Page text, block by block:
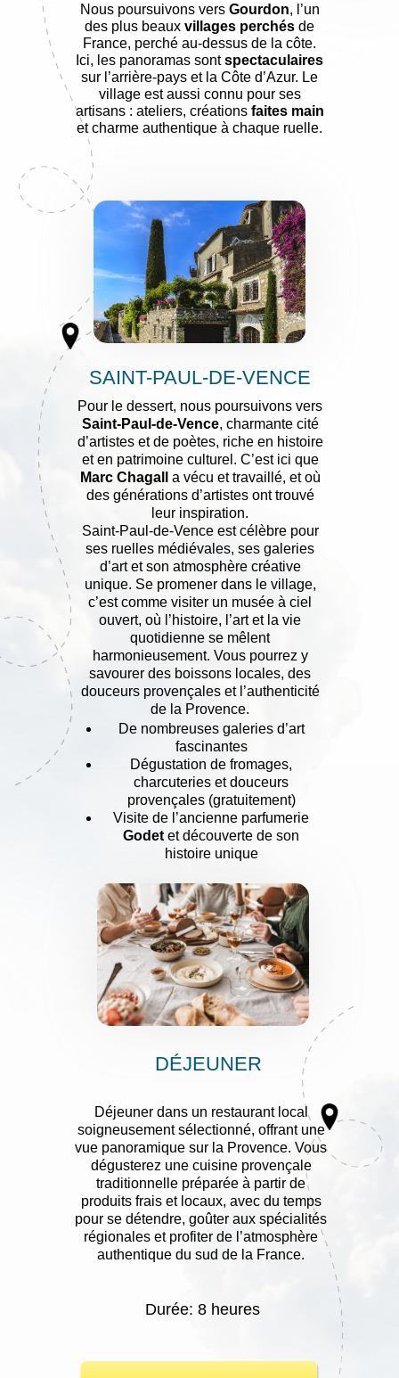
Nous poursuivons vers Gourdon, l’un
des plus beaux villages perchés de
France, perché au-dessus de la côte.
Ici, les panoramas sontspectaculaires
sur l’arrière-pays et la Côte d’Azur. Le
village est aussi connu pour ses
artisans : ateliers, créations faites main
et charme authentique à chaque ruelle.
SAINT-PAUL-DE-VENCE
Pour le dessert, nous poursuivons vers
Saint-Paul-de-Vence, charmante cité
d’artistes et de poètes, riche en histoire
et en patrimoine culturel. C’est ici que
Marc Chagall
a vécu et travaillé, et où
des générations d’artistes ont trouvé
leur inspiration.
Saint-Paul-de-Vence est célèbre pour
ses ruelles médiévales, ses galeries
d’art et son atmosphère créative
unique. Se promener dans le village,
c’est comme visiter un musée à ciel
ouvert, où l’histoire, l’art et la vie
quotidienne se mêlent
harmonieusement. Vous pourrez y
savourer des boissons locales, des
douceurs provençales et l’authenticité
de la Provence.
DÉJEUNER
Déjeuner dans un restaurant local
soigneusement sélectionné, offrant une
vue panoramique sur la Provence. Vous
dégusterez une cuisine provençale
traditionnelle préparée à partir de
produits frais et locaux, avec du temps
pour se détendre, goûter aux spécialités
régionales et profiter de l’atmosphère
authentique du sud de la France.
De nombreuses galeries d’art
fascinantes
Dégustation de fromages,
charcuteries et douceurs
provençales (gratuitement)
Visite de l’ancienne parfumerie
Godet et découverte de son
histoire unique
Durée: 8 heures